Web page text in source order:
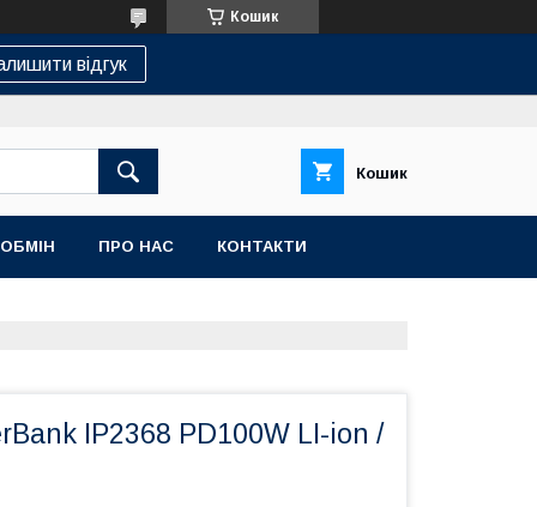
Кошик
відгук
Кошик
ПРО НАС КОНТАКТИ
IP2368 PD100W LI-ion /